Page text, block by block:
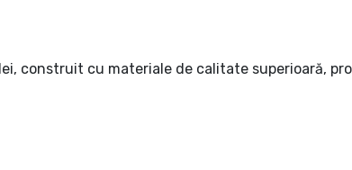
construit cu materiale de calitate superioară,